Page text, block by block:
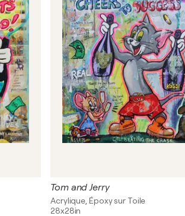
Tom and Jerry
Acrylique, Époxy sur Toile
28x28in